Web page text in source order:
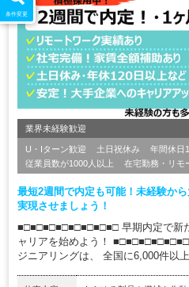
業界未経験歓迎
U・Iターン歓迎 土日祝休み
年間休日
従業員数が1000人以上
在宅勤務・リモ
最短2週間で内定も可能！未経験か
実現させましょう！
■□■□■□■□■□■□■□■□ 早期内定で新
ャリアを始めよう！
ジニアリングは、 全国に6,000件以
条件変更